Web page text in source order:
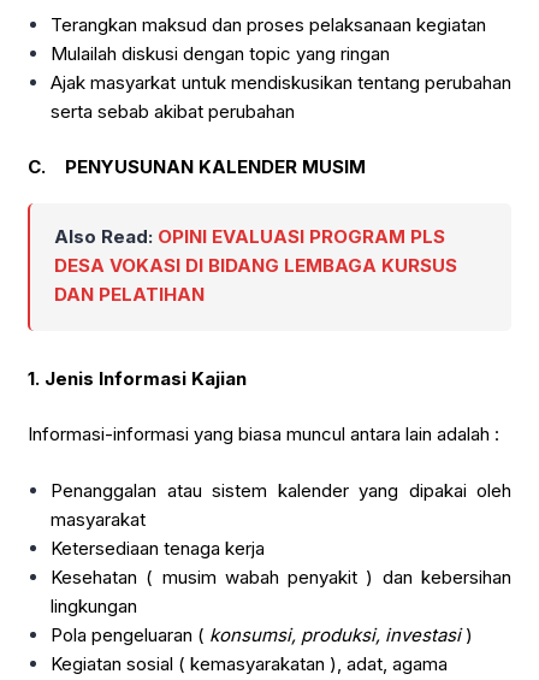
Terangkan maksud dan proses pelaksanaan kegiatan
Mulailah diskusi dengan topic yang ringan
Ajak masyarkat untuk mendiskusikan tentang perubahan
serta sebab akibat perubahan
C. PENYUSUNAN KALENDER MUSIM
Also Read: OPINI EVALUASI PROGRAM PLS
DESA VOKASI DI BIDANG LEMBAGA KURSUS
DAN PELATIHAN
1. Jenis Informasi Kajian
Informasi-informasi yang biasa muncul antara lain adalah :
Penanggalan atau sistem kalender yang dipakai oleh
masyarakat
Ketersediaan tenaga kerja
Kesehatan ( musim wabah penyakit ) dan kebersihan
lingkungan
Pola pengeluaran ( konsumsi, produksi, investasi)
Kegiatan sosial ( kemasyarakatan ), adat, agama